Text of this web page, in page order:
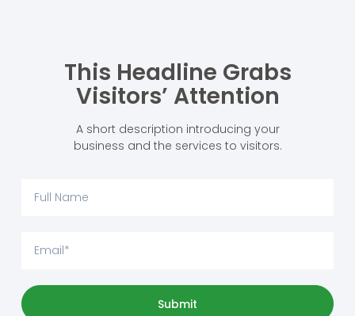
This Headline Grabs
Visitors’ Attention
A short description introducing your
business and the services to visitors.
Submit